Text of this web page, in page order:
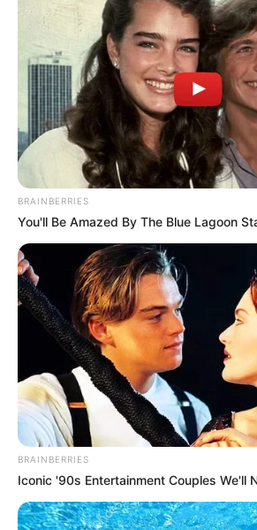
IBAGUÉ
Daniel
"Los
un 50
Un
de 20
IBAGUÉ
BRAINBERRIES
You'll Be Amazed By The Blue Lagoon
BRAINBERRIES
Iconic '90s Entertainment Couples We'll